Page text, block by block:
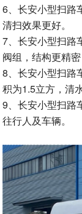
6、长安小型扫路
清扫效果更好。
7、长安小型扫路
阀组，结构更精密
8、长安小型扫路
积为1.5立方，清
9、长安小型扫路
往行人及车辆。